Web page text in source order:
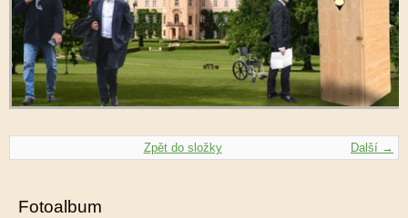
Další →
Zpět do složky
Fotoalbum